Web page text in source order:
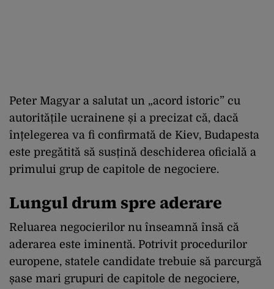
Peter Magyar a salutat un „acord istoric” cu
autoritățile ucrainene și a precizat că, dacă
înțelegerea va fi confirmată de Kiev, Budapesta
este pregătită să susțină deschiderea oficială a
primului grup de capitole de negociere.
Lungul drum spre aderare
Reluarea negocierilor nu înseamnă însă că
aderarea este iminentă. Potrivit procedurilor
europene, statele candidate trebuie să parcurgă
șase mari grupuri de capitole de negociere,